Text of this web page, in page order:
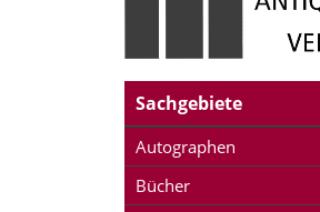
Sachgebiete
Autographen
Bücher